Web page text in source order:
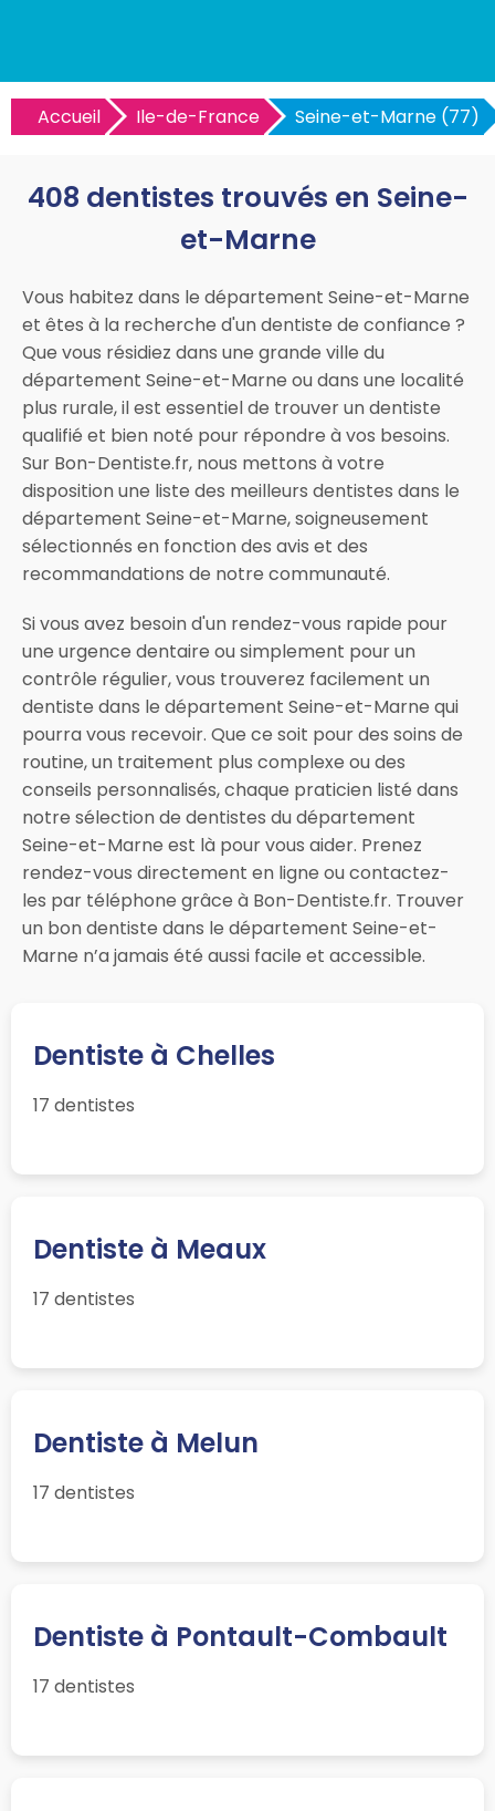
Accueil Ile-de-France Seine-et-Marne (77)
408 dentistes trouvés en Seine-
et-Marne
Vous habitez dans le département Seine-et-Marne
et êtes à la recherche d'un dentiste de confiance ?
Que vous résidiez dans une grande ville du
département Seine-et-Marne ou dans une localité
plus rurale, il est essentiel de trouver un dentiste
qualifié et bien noté pour répondre à vos besoins.
Sur Bon-Dentiste.fr, nous mettons à votre
disposition une liste des meilleurs dentistes dans le
département Seine-et-Marne, soigneusement
sélectionnés en fonction des avis et des
recommandations de notre communauté.
Si vous avez besoin d'un rendez-vous rapide pour
une urgence dentaire ou simplement pour un
contrôle régulier, vous trouverez facilement un
dentiste dans le département Seine-et-Marne qui
pourra vous recevoir. Que ce soit pour des soins de
routine, un traitement plus complexe ou des
conseils personnalisés, chaque praticien listé dans
notre sélection de dentistes du département
Seine-et-Marne est là pour vous aider. Prenez
rendez-vous directement en ligne ou contactez-
les par téléphone grâce à Bon-Dentiste.fr. Trouver
un bon dentiste dans le département Seine-et-
Marne n’a jamais été aussi facile et accessible.
Dentiste à Chelles
17 dentistes
Dentiste à Meaux
17 dentistes
Dentiste à Melun
17 dentistes
Dentiste à Pontault-Combault
17 dentistes